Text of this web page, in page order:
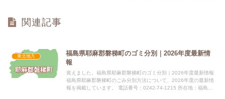
関連記事
東北地方
福島県耶麻郡磐梯町のゴミ分別｜2026年度最新情
報
覚えました。福島県耶麻郡磐梯町のゴミ分別｜2026年度最新情報
福島県耶麻郡磐梯町のごみ分別方法について、2026年度の最新情
報を掲載しています。 電話番号：0242-74-1215 所在地：福島県